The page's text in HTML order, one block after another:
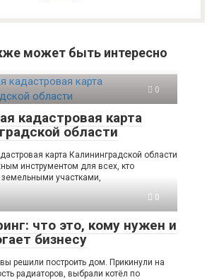
может быть интересно
0
кадастровая карта
области
карта Калининградской области
инструментом для всех, кто
земельными участками,
0
что это, кому нужен и
бизнесу
решили построить дом. Прикинули на
радиаторов, выбрали котёл по